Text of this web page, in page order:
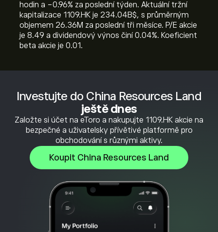
Investujte do China Resources Land
ještě dnes
Založte si účet na eToro a nakupujte 1109.HK akcie na
bezpečné a uživatelsky přívětivé platformě pro
obchodování s různými aktivy.
Koupit China Resources Land
hodin a ‎-0.96‎% za poslední týden. Aktuální tržní
kapitalizace 1109.HK je 234.04B‎$‎, s průměrným
objemem 26.36M za poslední tři měsíce. P/E akcie
je 8.49 a dividendový výnos činí 0.04%. Koeficient
beta akcie je 0.01.